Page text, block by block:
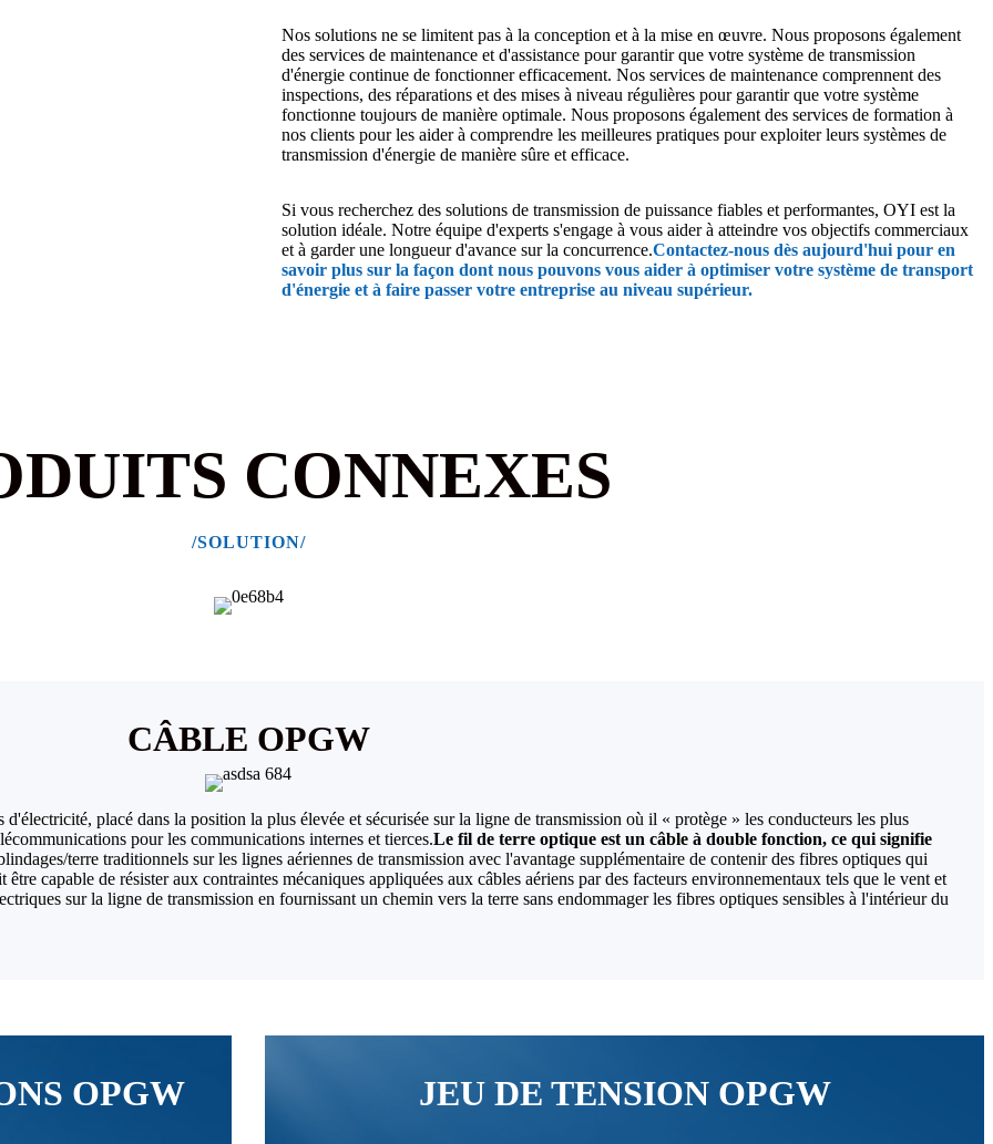
Nos solutions ne se limitent pas à la conception et à la mise en œuvre. Nous proposons également
des services de maintenance et d'assistance pour garantir que votre système de transmission
d'énergie continue de fonctionner efficacement. Nos services de maintenance comprennent des
inspections, des réparations et des mises à niveau régulières pour garantir que votre système
fonctionne toujours de manière optimale. Nous proposons également des services de formation à
nos clients pour les aider à comprendre les meilleures pratiques pour exploiter leurs systèmes de
transmission d'énergie de manière sûre et efficace.
Si vous recherchez des solutions de transmission de puissance fiables et performantes, OYI est la
solution idéale. Notre équipe d'experts s'engage à vous aider à atteindre vos objectifs commerciaux
et à garder une longueur d'avance sur la concurrence.Contactez-nous dès aujourd'hui pour en
savoir plus sur la façon dont nous pouvons vous aider à optimiser votre système de transport
d'énergie et à faire passer votre entreprise au niveau supérieur.
CONNEXES
/SOLUTION/
CÂBLE OPGW
placé dans la position la plus élevée et sécurisée sur la ligne de transmission où il « protège » les conducteurs les plus
pour les communications internes et tierces.Le fil de terre optique est un câble à double fonction, ce qui signifie
terre traditionnels sur les lignes aériennes de transmission avec l'avantage supplémentaire de contenir des fibres optiques qui
capable de résister aux contraintes mécaniques appliquées aux câbles aériens par des facteurs environnementaux tels que le vent et
sur la ligne de transmission en fournissant un chemin vers la terre sans endommager les fibres optiques sensibles à l'intérieur du
OPGW JEU DE TENSION OPGW